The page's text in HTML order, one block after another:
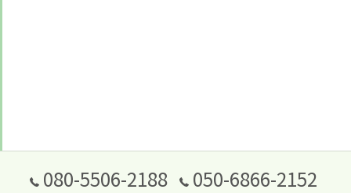
080-5506-2188 050-6866-2152